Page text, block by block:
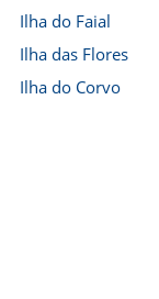
Ilha do Faial
Ilha das Flores
Ilha do Corvo